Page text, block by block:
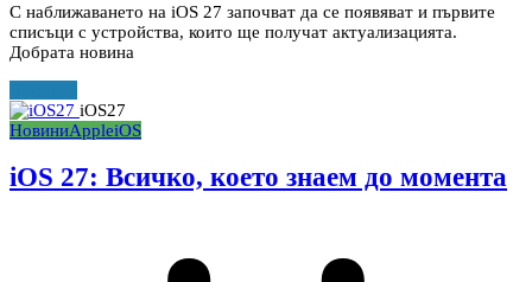
С наближаването на iOS 27 започват да се появяват и първите
списъци с устройства, които ще получат актуализацията.
Добрата новина
iOS27
НовиниAppleiOS
iOS 27: Всичко, което знаем до момента